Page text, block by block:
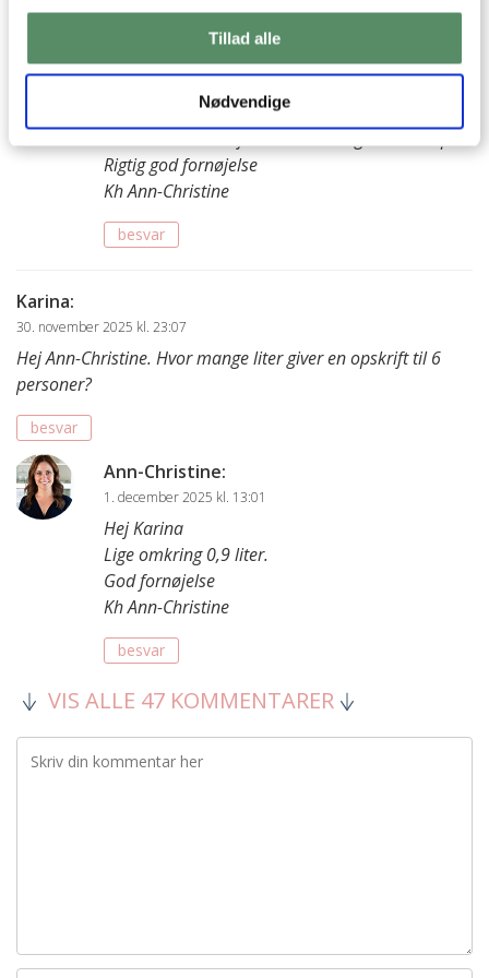
Tillad alle
Nødvendige
18. december 2025 kl. 14:28
Hej Michael
synes den bliver fin uden. Men du kan fint
Rigtig god fornøjelse
Kh Ann-Christine
besvar
Karina:
30. november 2025 kl. 23:07
Hej Ann-Christine. Hvor mange liter giver en opskrift til 6
personer?
besvar
Ann-Christine:
1. december 2025 kl. 13:01
Hej Karina
Lige omkring 0,9 liter.
God fornøjelse
Kh Ann-Christine
besvar
VIS ALLE 47 KOMMENTARER